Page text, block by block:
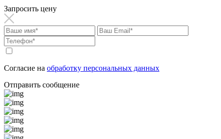
Запросить цену
Согласие на обработку персональных данных
Отправить сообщение